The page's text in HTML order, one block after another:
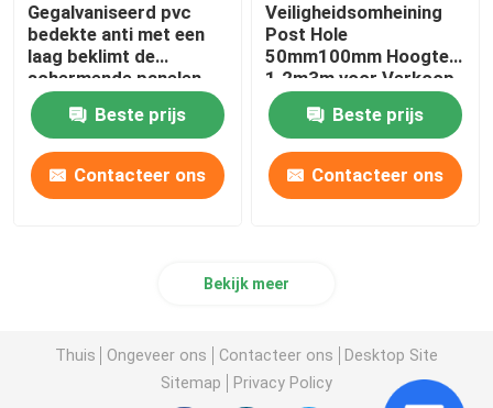
Gegalvaniseerd pvc
bedekte anti met een
laag beklimt de
schermende panelen
van de
luchthavenveiligheid
Beste prijs
Contacteer ons
Veiligheidsomheining
Post Hole
50mm100mm Hoogte
1.2m3m voor Verkoop
Beste prijs
Contacteer ons
Bekijk meer
Thuis Ongeveer ons Contacteer ons
Desktop Site
Sitemap
Privacy Policy